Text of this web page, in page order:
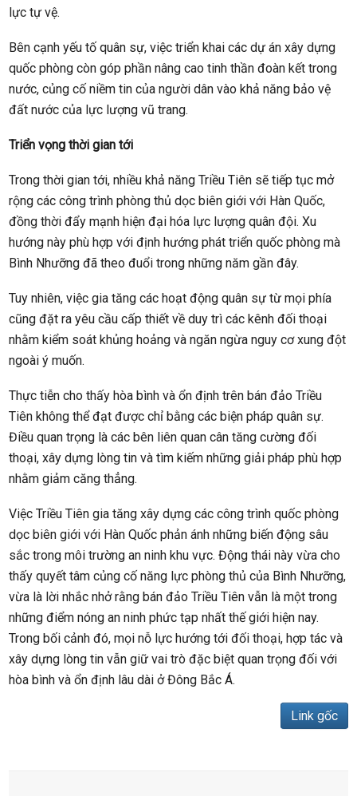
lực tự vệ.
Bên cạnh yếu tố quân sự, việc triển khai các dự án xây dựng
quốc phòng còn góp phần nâng cao tinh thần đoàn kết trong
nước, củng cố niềm tin của người dân vào khả năng bảo vệ
đất nước của lực lượng vũ trang.
Triển vọng thời gian tới
Trong thời gian tới, nhiều khả năng Triều Tiên sẽ tiếp tục mở
rộng các công trình phòng thủ dọc biên giới với Hàn Quốc,
đồng thời đẩy mạnh hiện đại hóa lực lượng quân đội. Xu
hướng này phù hợp với định hướng phát triển quốc phòng mà
Bình Nhưỡng đã theo đuổi trong những năm gần đây.
Tuy nhiên, việc gia tăng các hoạt động quân sự từ mọi phía
cũng đặt ra yêu cầu cấp thiết về duy trì các kênh đối thoại
nhằm kiểm soát khủng hoảng và ngăn ngừa nguy cơ xung đột
ngoài ý muốn.
Thực tiễn cho thấy hòa bình và ổn định trên bán đảo Triều
Tiên không thể đạt được chỉ bằng các biện pháp quân sự.
Điều quan trọng là các bên liên quan cân tăng cường đối
thoại, xây dựng lòng tin và tìm kiếm những giải pháp phù hợp
nhằm giảm căng thẳng.
Việc Triều Tiên gia tăng xây dựng các công trình quốc phòng
dọc biên giới với Hàn Quốc phản ánh những biến động sâu
sắc trong môi trường an ninh khu vực. Động thái này vừa cho
thấy quyết tâm củng cố năng lực phòng thủ của Bình Nhưỡng,
vừa là lời nhắc nhở rằng bán đảo Triều Tiên vẫn là một trong
những điểm nóng an ninh phức tạp nhất thế giới hiện nay.
Trong bối cảnh đó, mọi nỗ lực hướng tới đối thoại, hợp tác và
xây dựng lòng tin vẫn giữ vai trò đặc biệt quan trọng đối với
hòa bình và ổn định lâu dài ở Đông Bắc Á.
Link gốc